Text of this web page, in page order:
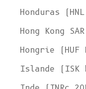
Honduras
Hong Kong
Hongrie (HUF
Islande (ISK